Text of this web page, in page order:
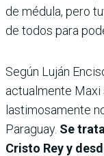
de médula, pero
de todos para
Según Luján
actualmente Maxi
lastimosamente
Paraguay. Se
Cristo Rey y